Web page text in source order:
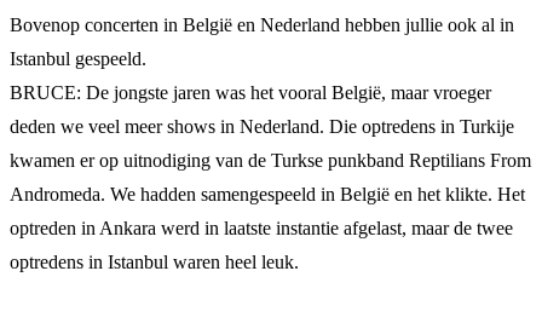
Bovenop concerten in België en Nederland hebben jullie ook al in
Istanbul gespeeld.
BRUCE: De jongste jaren was het vooral België, maar vroeger
deden we veel meer shows in Nederland. Die optredens in Turkije
kwamen er op uitnodiging van de Turkse punkband Reptilians From
Andromeda. We hadden samengespeeld in België en het klikte. Het
optreden in Ankara werd in laatste instantie afgelast, maar de twee
optredens in Istanbul waren heel leuk.